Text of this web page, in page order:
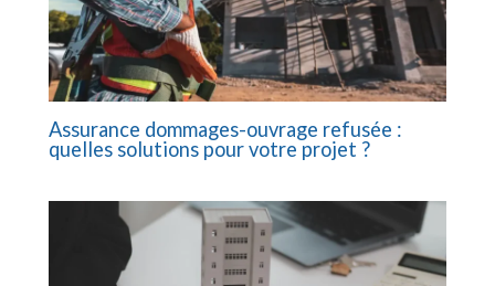
Assurance dommages-ouvrage refusée :
quelles solutions pour votre projet ?